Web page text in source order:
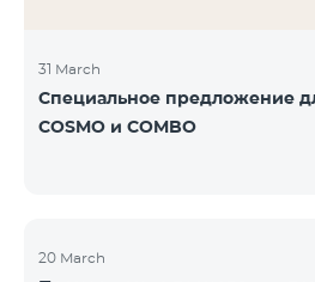
31 March
Специальное предложение
COSMO и COMBO
20 March